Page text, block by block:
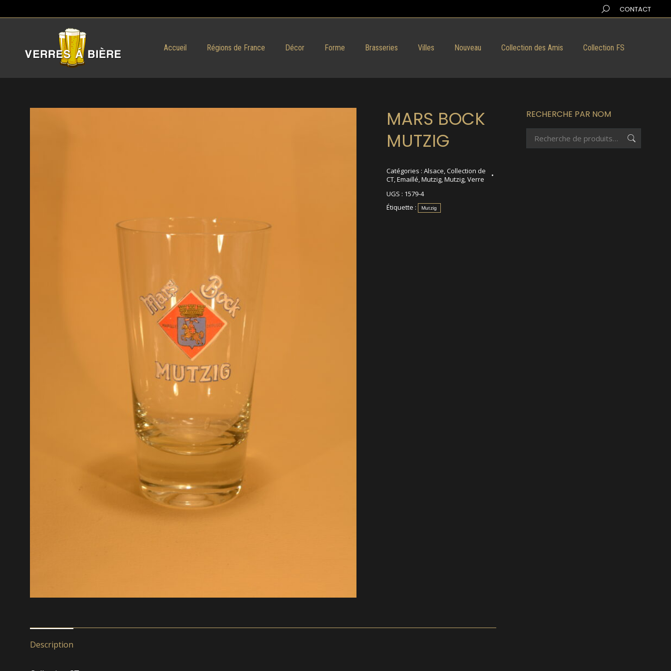
Search:CONTACT
Accueil Régions de France Décor Forme Brasseries Villes Nouveau Collection des Amis Collection FS
MARS BOCK
MUTZIG
Catégories : Alsace,Collection de
CT,Emaillé,Mutzig,Mutzig,Verre
UGS : 1579-4
Étiquette :
Mutzig
Description
RECHERCHE PAR NOM